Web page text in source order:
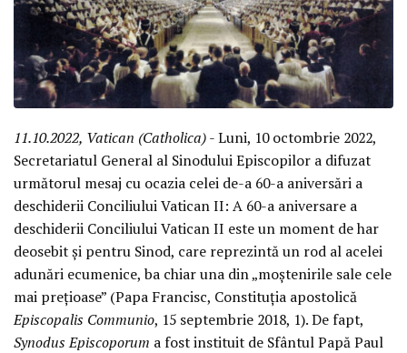
11.10.2022, Vatican (Catholica)- Luni, 10 octombrie 2022,
Secretariatul General al Sinodului Episcopilor a difuzat
următorul mesaj cu ocazia celei de-a 60-a aniversări a
deschiderii Conciliului Vatican II: A 60-a aniversare a
deschiderii Conciliului Vatican II este un moment de har
deosebit și pentru Sinod, care reprezintă un rod al acelei
adunări ecumenice, ba chiar una din „moștenirile sale cele
mai prețioase” (Papa Francisc, Constituția apostolică
Episcopalis Communio, 15 septembrie 2018, 1). De fapt,
Synodus Episcoporum a fost instituit de Sfântul Papă Paul